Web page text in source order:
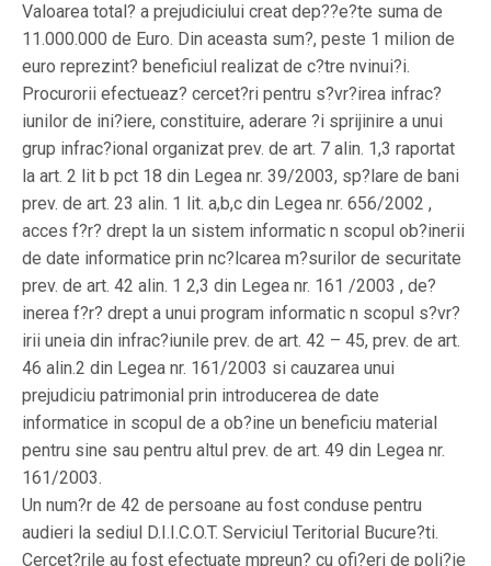
Valoarea total? a prejudiciului creat dep??e?te suma de
11.000.000 de Euro. Din aceasta sum?, peste 1 milion de
euro reprezint? beneficiul realizat de c?tre nvinui?i.
Procurorii efectueaz? cercet?ri pentru s?vr?irea infrac?
iunilor de ini?iere, constituire, aderare ?i sprijinire a unui
grup infrac?ional organizat prev. de art. 7 alin. 1,3 raportat
la art. 2 lit b pct 18 din Legea nr. 39/2003, sp?lare de bani
prev. de art. 23 alin. 1 lit. a,b,c din Legea nr. 656/2002 ,
acces f?r? drept la un sistem informatic n scopul ob?inerii
de date informatice prin nc?lcarea m?surilor de securitate
prev. de art. 42 alin. 1 2,3 din Legea nr. 161 /2003 , de?
inerea f?r? drept a unui program informatic n scopul s?vr?
irii uneia din infrac?iunile prev. de art. 42 – 45, prev. de art.
46 alin.2 din Legea nr. 161/2003 si cauzarea unui
prejudiciu patrimonial prin introducerea de date
informatice in scopul de a ob?ine un beneficiu material
pentru sine sau pentru altul prev. de art. 49 din Legea nr.
161/2003.
Un num?r de 42 de persoane au fost conduse pentru
audieri la sediul D.I.I.C.O.T. Serviciul Teritorial Bucure?ti.
Cercet?rile au fost efectuate mpreun? cu ofi?eri de poli?ie